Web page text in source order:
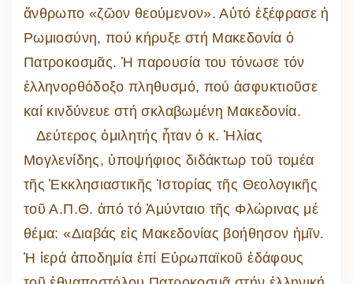
ἄνθρωπο «ζῶον θεούμενον». Αὐτό ἐξέφρασε ἡ
Ρωμιοσύνη, πού κήρυξε στή Μακεδονία ὁ
Πατροκοσμᾶς. Ἡ παρουσία του τόνωσε τόν
ἑλληνορθόδοξο πληθυσμό, πού ἀσφυκτιοῦσε
καί κινδύνευε στή σκλαβωμένη Μακεδονία.
Δεύτερος ὁμιλητής ἦταν ὁ κ. Ἡλίας
Μογλενίδης, ὑποψήφιος διδάκτωρ τοῦ τομέα
τῆς Ἑκκλησιαστικῆς Ἱστορίας τῆς Θεολογικῆς
τοῦ Α.Π.Θ. ἀπό τό Ἀμύνταιο τῆς Φλώρινας μέ
θέμα: «Διαβάς εἰς Μακεδονίας βοήθησον ἡμῖν.
Ἡ ἱερά ἀποδημία ἐπί Εὐρωπαϊκοῦ ἐδάφους